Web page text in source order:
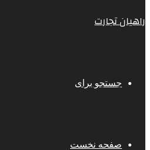
راهیان تجارت
جستجو برای
صفحه نخست